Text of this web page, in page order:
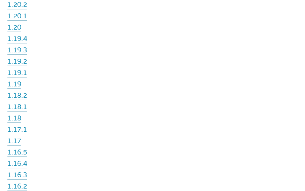
1.20.2
1.20.1
1.20
1.19.4
1.19.3
1.19.2
1.19.1
1.19
1.18.2
1.18.1
1.18
1.17.1
1.17
1.16.5
1.16.4
1.16.3
1.16.2